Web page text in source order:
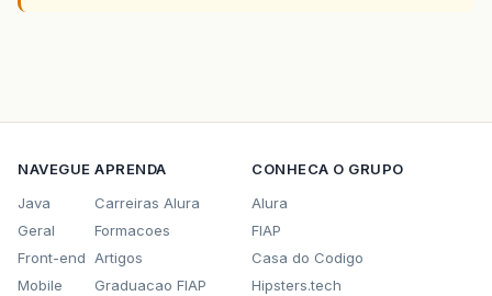
NAVEGUE
Java
Geral
Front-end
Mobile
APRENDA
Carreiras Alura
Formacoes
Artigos
Graduacao FIAP
CONHECA O GRUPO
Alura
FIAP
Casa do Codigo
Hipsters.tech